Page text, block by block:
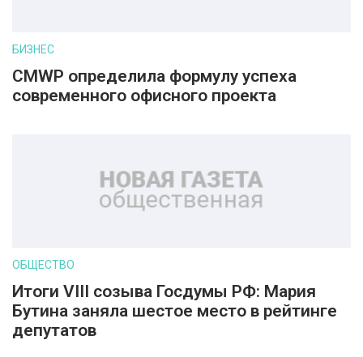
БИЗНЕС
CMWP определила формулу успеха
современного офисного проекта
ОБЩЕСТВО
Итоги VIII созыва Госдумы РФ: Мария
Бутина заняла шестое место в рейтинге
депутатов